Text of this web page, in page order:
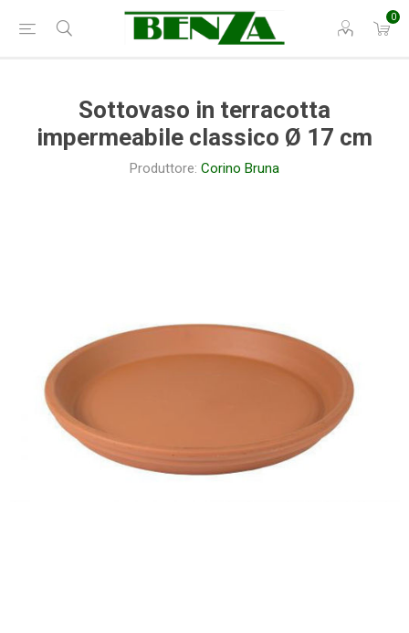
0
Sottovaso in terracotta
impermeabile classico Ø 17 cm
Produttore: Corino Bruna